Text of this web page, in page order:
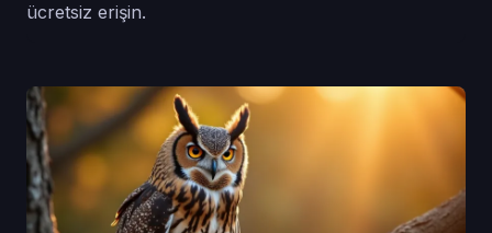
ücretsiz erişin.